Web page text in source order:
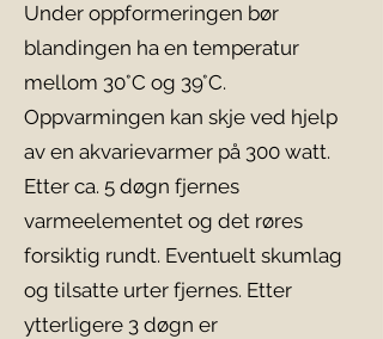
Under oppformeringen bør
blandingen ha en temperatur
mellom 30°C og 39°C.
Oppvarmingen kan skje ved hjelp
av en akvarievarmer på 300 watt.
Etter ca. 5 døgn fjernes
varmeelementet og det røres
forsiktig rundt. Eventuelt skumlag
og tilsatte urter fjernes. Etter
ytterligere 3 døgn er